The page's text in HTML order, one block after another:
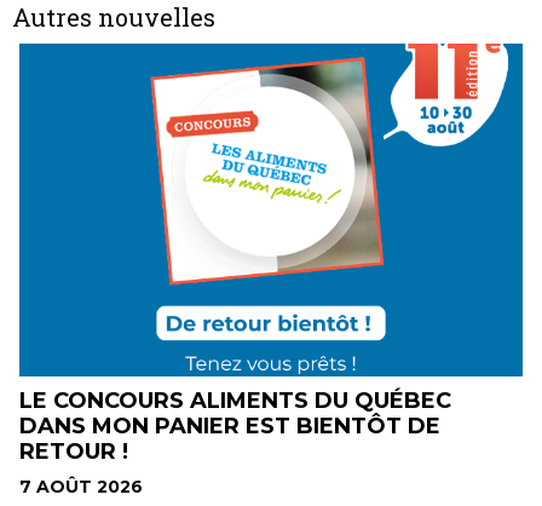
Autres nouvelles
LE CONCOURS ALIMENTS DU QUÉBEC
DANS MON PANIER EST BIENTÔT DE
RETOUR !
7 AOÛT 2026